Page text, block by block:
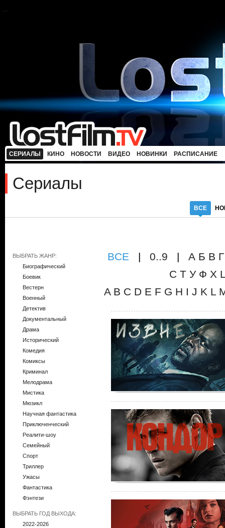
СЕРИАЛЫ КИНО НОВОСТИ ВИДЕО НОВИНКИ РАСПИСАНИЕ
Сериалы
ВСЕ
ВЫБРАТЬ ЖАНР:
Биографический
Боевик
Вестерн
Военный
Детектив
Документальный
Драма
Исторический
Комедия
Комиксы
Криминал
Мелодрама
Мистика
Мюзикл
Научная фантастика
Приключенческий
Реалити-шоу
Семейный
Спорт
Триллер
Ужасы
Фантастика
Фэнтези
ВЫБРАТЬ ГОД ВЫХОДА:
2022-2026
ВCE | 0..9 | А Б В Г
С Т У Ф Х
A B C D E F G H I J K L